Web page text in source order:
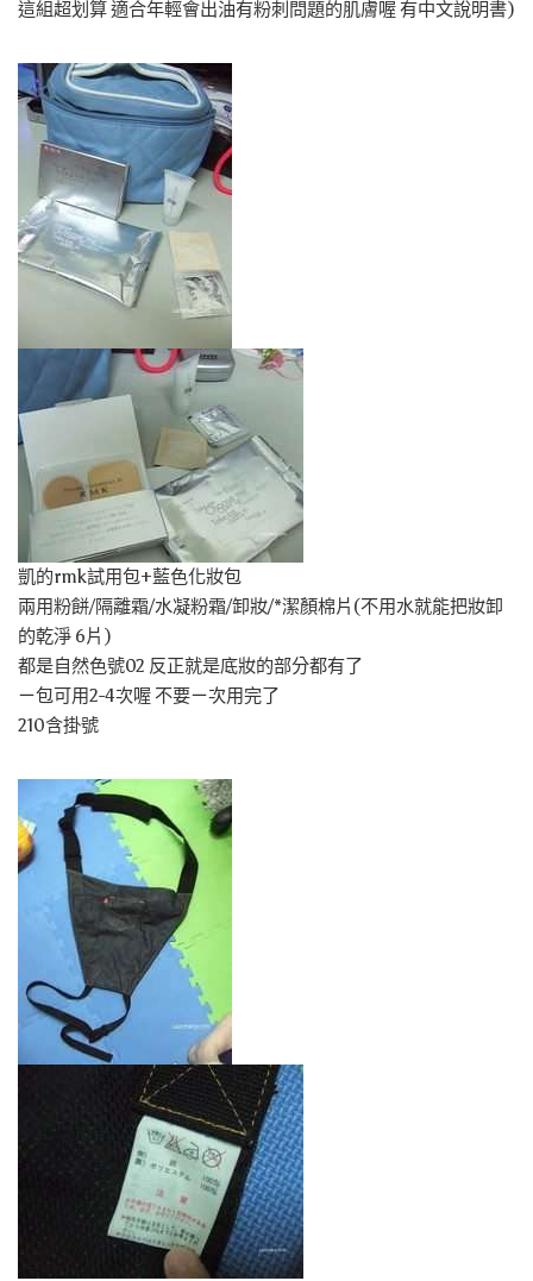
這組超划算 適合年輕會出油有粉刺問題的肌膚喔 有中文說明書)
凱的rmk試用包+藍色化妝包
兩用粉餅/隔離霜/水凝粉霜/卸妝/*潔顏棉片(不用水就能把妝卸
的乾淨 6片)
都是自然色號02 反正就是底妝的部分都有了
ㄧ包可用2-4次喔 不要ㄧ次用完了
210含掛號